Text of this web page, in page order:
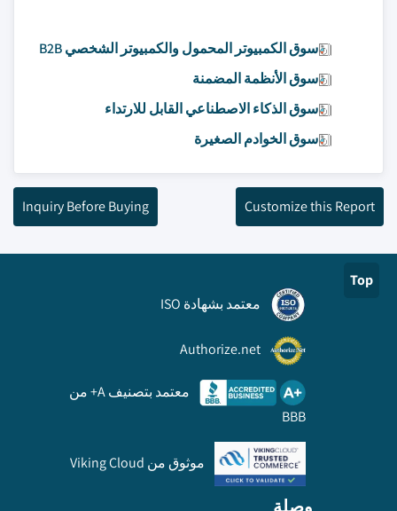
سوق الكمبيوتر المحمول والكمبيوتر الشخصي B2B
سوق الأنظمة المضمنة
سوق الذكاء الاصطناعي القابل للارتداء
سوق الخوادم الصغيرة
Customize this Report
Inquiry Before Buying
Top
معتمد بشهادة ISO
Authorize.net
معتمد بتصنيف A+ من
BBB
موثوق من Viking Cloud